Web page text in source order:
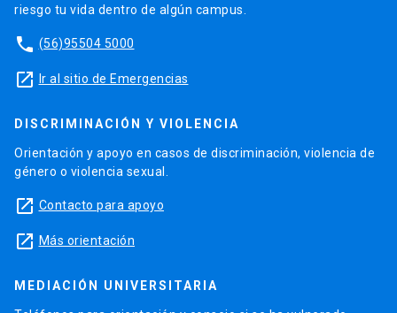
riesgo tu vida dentro de algún campus.
phone (56)95504 5000
launch Ir al sitio de Emergencias
DISCRIMINACIÓN Y VIOLENCIA
Orientación y apoyo en casos de discriminación, violencia de
género o violencia sexual.
launch Contacto para apoyo
launch Más orientación
MEDIACIÓN UNIVERSITARIA